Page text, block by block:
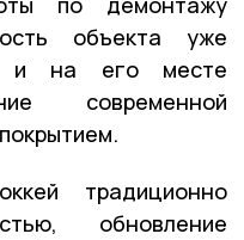
объекта уже
и на его месте
современной
традиционно
обновление